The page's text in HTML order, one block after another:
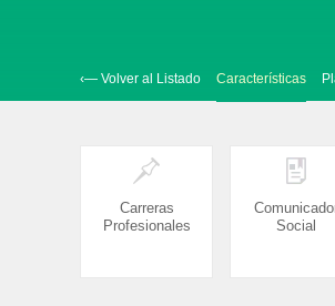
‹— Volver al Listado Características
Carreras
Profesionales
Social